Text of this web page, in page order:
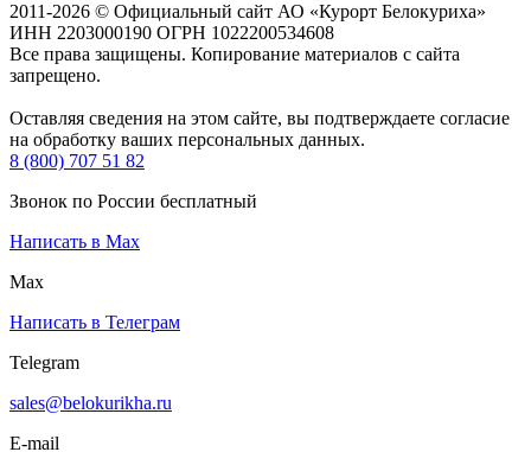
2011-2026 © Официальный сайт АО «Курорт Белокуриха»
ИНН 2203000190 ОГРН 1022200534608
Все права защищены. Копирование материалов с сайта
запрещено.
Оставляя сведения на этом сайте, вы подтверждаете согласие
на обработку ваших персональных данных.
8 (800) 707 51 82
Звонок по России бесплатный
Написать в Max
Max
Написать в Телеграм
Telegram
sales@belokurikha.ru
E-mail